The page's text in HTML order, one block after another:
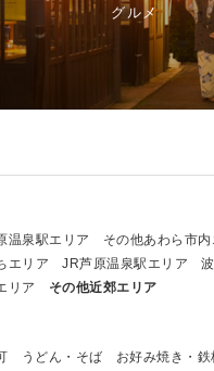
グルメ
温泉駅エリア
その他あわら市内
エリア
JR芦原温泉駅エリア
リア
その他近郊エリア
うどん・そば
お好み焼き・